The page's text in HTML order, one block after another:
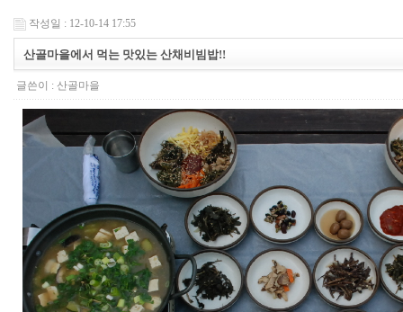
작성일 : 12-10-14 17:55
산골마을에서 먹는 맛있는 산채비빔밥!!
글쓴이 : 산골마을